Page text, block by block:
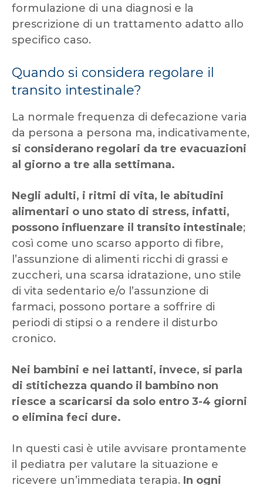
formulazione di una diagnosi e la
prescrizione di un trattamento adatto allo
specifico caso.
Quando si considera regolare il
transito intestinale?
La normale frequenza di defecazione varia
da persona a persona ma, indicativamente,
si considerano regolari da tre evacuazioni
al giorno a tre alla settimana.
Negli adulti, i ritmi di vita, le abitudini
alimentari o uno stato di stress, infatti,
possono influenzare il transito intestinale;
così come uno scarso apporto di fibre,
l’assunzione di alimenti ricchi di grassi e
zuccheri, una scarsa idratazione, uno stile
di vita sedentario e/o l’assunzione di
farmaci, possono portare a soffrire di
periodi di stipsi o a rendere il disturbo
cronico.
Nei bambini e nei lattanti, invece, si parla
di stitichezza quando il bambino non
riesce a scaricarsi da solo entro 3-4 giorni
o elimina feci dure.
In questi casi è utile avvisare prontamente
il pediatra per valutare la situazione e
ricevere un’immediata terapia. In ogni